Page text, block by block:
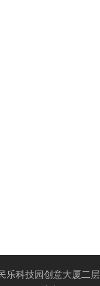
乐科技园创意大厦二层